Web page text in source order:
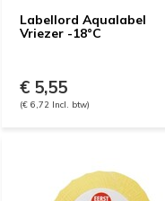
Labellord Aqualabel
Vriezer -18°C
€ 5,55
(€ 6,72 Incl. btw)